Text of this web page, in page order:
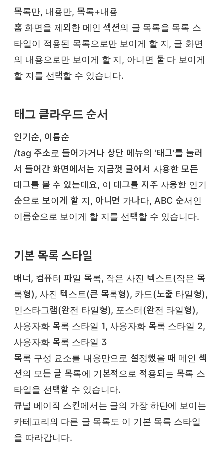
목록만, 내용만, 목록+내용
홈 화면을 제외한 메인 섹션의 글 목록을 목록 스
타일이 적용된 목록으로만 보이게 할 지, 글 화면
의 내용으로만 보이게 할 지, 아니면 둘 다 보이게
할 지를 선택할 수 있습니다.
태그 클라우드 순서
인기순, 이름순
/tag 주소로 들어가거나 상단 메뉴의 '태그'를 눌러
서 들어간 화면에서는 지금껏 글에서 사용한 모든
태그를 볼 수 있는데요, 이 태그를 자주 사용한 인기
순으로 보이게 할 지, 아니면 가나다, ABC 순서인
이름순으로 보이게 할 지를 선택할 수 있습니다.
기본 목록 스타일
배너, 컴퓨터 파일 목록, 작은 사진 텍스트(작은 목
록형), 사진 텍스트(큰 목록형), 카드(노출 타일형),
인스타그램(완전 타일형), 포스터(완전 타일형),
사용자화 목록 스타일 1, 사용자화 목록 스타일 2,
사용자화 목록 스타일 3
목록 구성 요소를 내용만으로 설정했을 때 메인 섹
션의 모든 글 목록에 기본적으로 적용되는 목록 스
타일을 선택할 수 있습니다.
큐널 베이직 스킨에서는 글의 가장 하단에 보이는
카테고리의 다른 글 목록도 이 기본 목록 스타일
을 따라갑니다.